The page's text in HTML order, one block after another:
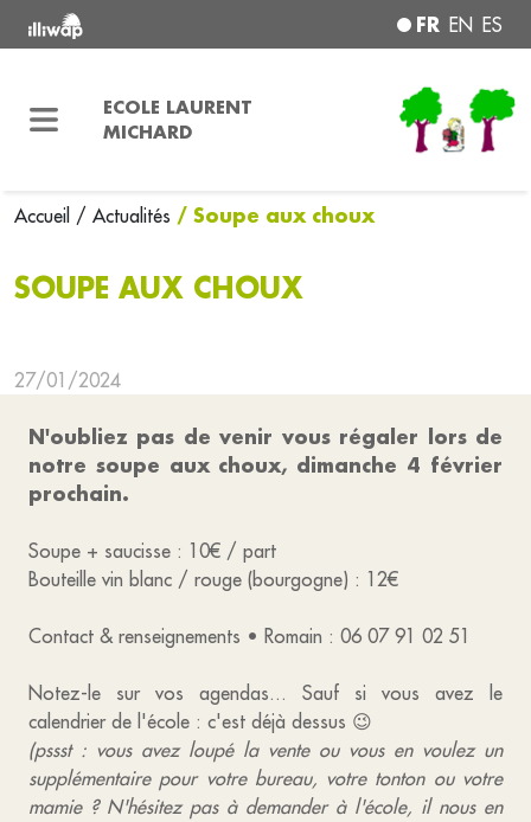
FR EN ES
ECOLE LAURENT
MICHARD
Accueil / Actualités / Soupe aux choux
SOUPE AUX CHOUX
27/01/2024
N'oubliez pas de venir vous régaler lors de
notre soupe aux choux, dimanche 4 février
prochain.
Soupe + saucisse : 10€ / part
Bouteille vin blanc / rouge (bourgogne) : 12€
Contact & renseignements • Romain : 06 07 91 02 51
Notez-le sur vos agendas... Sauf si vous avez le
calendrier de l'école : c'est déjà dessus 😉
(pssst : vous avez loupé la vente ou vous en voulez un
supplémentaire pour votre bureau, votre tonton ou votre
mamie ? N'hésitez pas à demander à l'école, il nous en